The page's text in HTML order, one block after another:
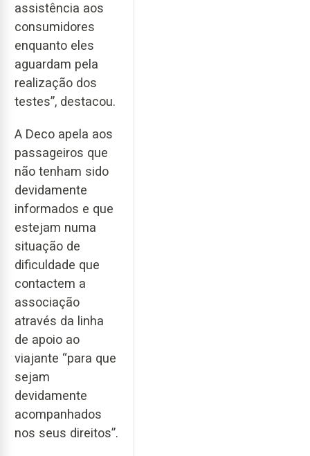
assistência aos
consumidores
enquanto eles
aguardam pela
realização dos
testes”, destacou.
A Deco apela aos
passageiros que
não tenham sido
devidamente
informados e que
estejam numa
situação de
dificuldade que
contactem a
associação
através da linha
de apoio ao
viajante “para que
sejam
devidamente
acompanhados
nos seus direitos”.